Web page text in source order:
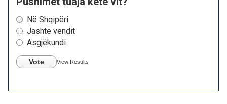
Në Shqipëri
Jashtë vendit
Asgjëkundi
Vote View Results